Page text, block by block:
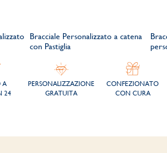
Bracciale Personalizzato a catena
con Pastiglia
A
24
PERSONALIZZAZIONE
GRATUITA
CONFEZIONATO
CON CURA